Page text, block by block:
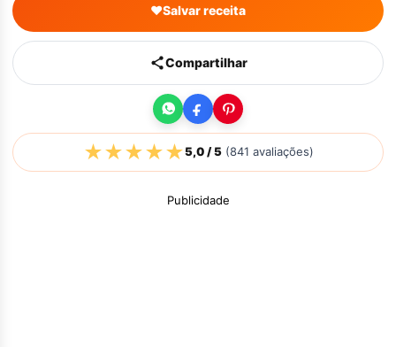
♥Salvar receita
Compartilhar
★★★★★5,0/ 5(841 avaliações)
Publicidade